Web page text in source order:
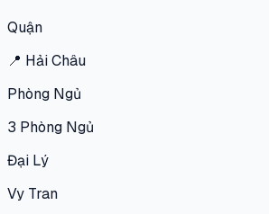
Quận
📍 Hải Châu
Phòng Ngủ
3 Phòng Ngủ
Đại Lý
Vy Tran